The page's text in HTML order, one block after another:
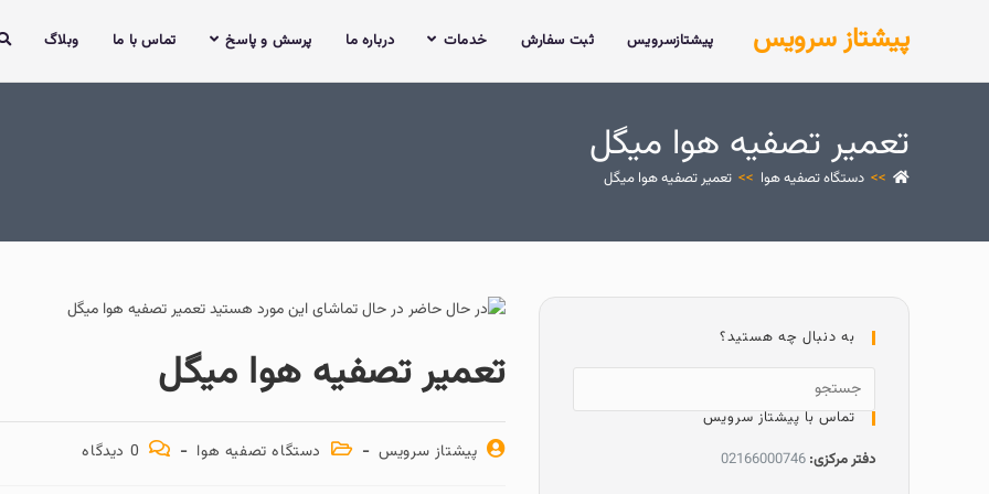
پیشتاز سرویس پیشتازسرویس ثبت سفارش خدمات درباره ما پرسش و پاسخ تماس با ما وبلاگ
تعمیر تصفیه هوا میگل
>> دستگاه تصفیه هوا >> تعمیر تصفیه هوا میگل
تعمیر تصفیه هوا میگل
پیشتاز سرویس دستگاه تصفیه هوا 0 دیدگاه
به دنبال چه هستید؟
تماس با پیشتاز سرویس
دفتر مرکزی: 02166000746